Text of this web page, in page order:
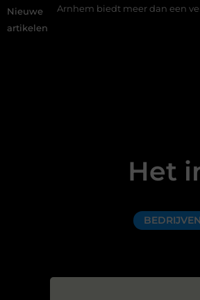
Nieuwe
artikelen
biedt meer dan een vergelijkingssite
Het
BEDRIJVEN